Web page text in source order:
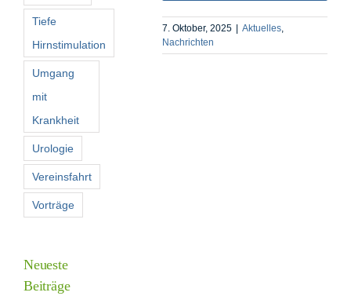
7. Oktober, 2025 Aktuelles,
Nachrichten
Tiefe
Hirnstimulation
Umgang
mit
Krankheit
Urologie
Vereinsfahrt
Vorträge
Neueste
Beiträge